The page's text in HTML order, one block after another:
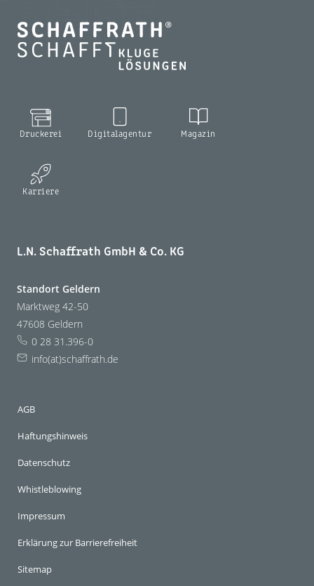
Druckerei Digitalagentur Magazin
Karriere
L.N. Schaffrath GmbH & Co. KG
Standort Geldern
Marktweg 42-50
47608 Geldern
0 28 31.396-0
info(at)schaffrath.de
AGB
Haftungshinweis
Datenschutz
Whistleblowing
Impressum
Erklärung zur Barrierefreiheit
Sitemap